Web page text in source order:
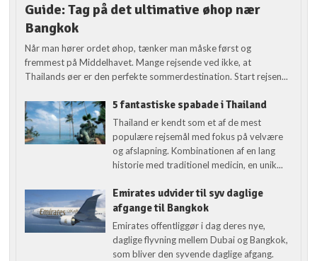
Guide: Tag på det ultimative øhop nær
Bangkok
Når man hører ordet øhop, tænker man måske først og
fremmest på Middelhavet. Mange rejsende ved ikke, at
Thailands øer er den perfekte sommerdestination. Start rejsen...
5 fantastiske spabade i Thailand
Thailand er kendt som et af de mest
populære rejsemål med fokus på velvære
og afslapning. Kombinationen af en lang
historie med traditionel medicin, en unik...
Emirates udvider til syv daglige
afgange til Bangkok
Emirates offentliggør i dag deres nye,
daglige flyvning mellem Dubai og Bangkok,
som bliver den syvende daglige afgang.